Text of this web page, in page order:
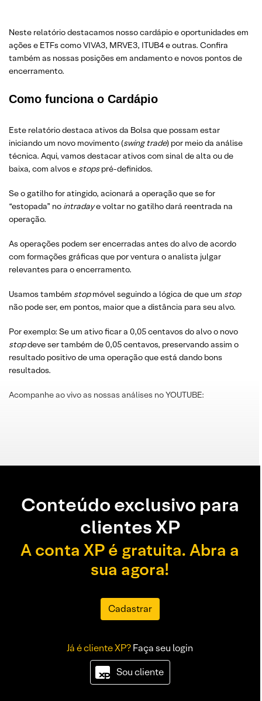
Neste relatório destacamos nosso cardápio e oportunidades em
ações e ETFs como VIVA3, MRVE3, ITUB4 e outras. Confira
também as nossas posições em andamento e novos pontos de
encerramento.
Como funciona o Cardápio
Este relatório destaca ativos da Bolsa que possam estar
iniciando um novo movimento (swing trade) por meio da análise
técnica. Aqui, vamos destacar ativos com sinal de alta ou de
baixa, com alvos e stopspré-definidos.
Se o gatilho for atingido, acionará a operação que se for
“estopada” no intradaye voltar no gatilho dará reentrada na
operação.
As operações podem ser encerradas antes do alvo de acordo
com formações gráficas que por ventura o analista julgar
relevantes para o encerramento.
Usamos também stopmóvel seguindo a lógica de que um stop
não pode ser, em pontos, maior que a distância para seu alvo.
Por exemplo: Se um ativo ficar a 0,05 centavos do alvo o novo
stopdeve ser também de 0,05 centavos, preservando assim o
resultado positivo de uma operação que está dando bons
resultados.
Acompanhe ao vivo as nossas análises no YOUTUBE:
Conteúdo exclusivo para
clientes XP
A conta XP é gratuita. Abra a
sua agora!
Cadastrar
Já é cliente XP?Faça seu login
Sou cliente